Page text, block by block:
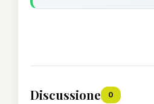
Discussione 0